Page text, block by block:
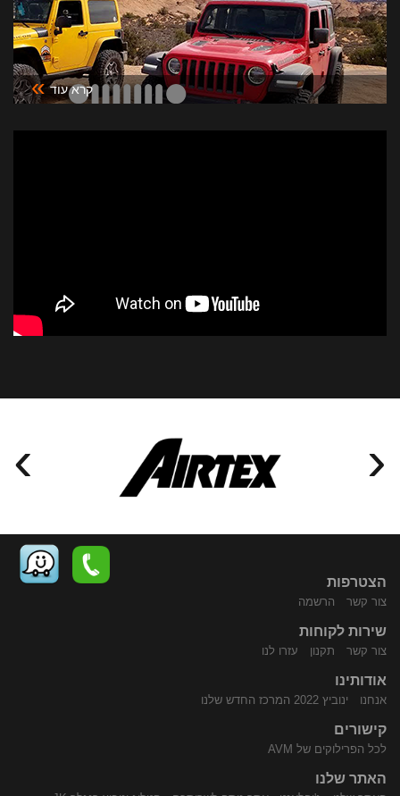
קרא עוד »
› ‹
הצטרפות
צור קשר הרשמה
שירות לקוחות
צור קשר תקנון עזרו לנו
אודותינו
אנחנו ינוביץ 2022 המרכז החדש שלנו
קישורים
לכל הפרילוקים של AVM
האתר שלנו